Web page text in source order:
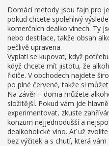
Domácí metody jsou fajn pro
pokud chcete spolehlivý
komerčních dealko vínech. Ty
nebo destilace, takže obsah
pečlivě upravena.
Vyplatí se kupovat, když
když chcete mít jistotu, že
řidiče. V obchodech najdete
po plné červené, takže si
Na závěr – doma můžete
složitější. Pokud vám jde
experimentovat, zkuste
konzum nejjednodušší a
dealkoholické víno. Ať už
bez výčitek a s chutí, která vám